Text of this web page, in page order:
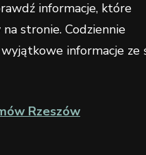
informacje, które
stronie. Codziennie
informacje ze
Rzeszów